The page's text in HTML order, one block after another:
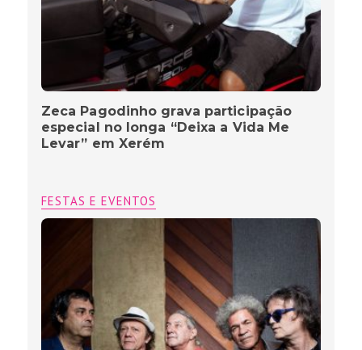
Zeca Pagodinho grava participação
especial no longa “Deixa a Vida Me
Levar” em Xerém
FESTAS E EVENTOS